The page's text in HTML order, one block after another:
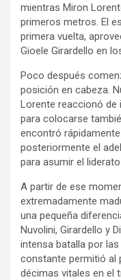
mientras Miron
primeros metros. El
primera vuelta,
Gioele Girardello en
Poco después
posición en cabeza.
Lorente reaccionó de
para colocarse
encontró
posteriormente el
para asumir el
A partir de ese
extremadamente
una pequeña
Nuvolini, Girardello y
intensa batalla por
constante permitió al
décimas vitales en el